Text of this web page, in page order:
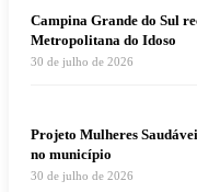
Campina Grande do Sul
Metropolitana do Idoso
30 de julho de 2026
Projeto Mulheres
no município
30 de julho de 2026